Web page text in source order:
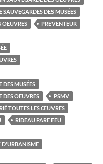
SAUVEGARDES DES MUSÉES
OEUVRES
PREVENTEUR
MUSÉES
DES OEUVRES
PSMV
TOUTES LES ŒUVRES
RIDEAU PARE FEU
D'URBANISME